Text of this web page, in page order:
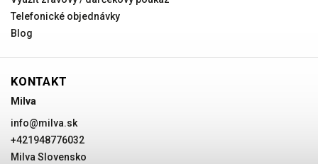
Telefonické objednávky
Blog
KONTAKT
Milva
info@milva.sk
+421948776032
Milva Slovensko